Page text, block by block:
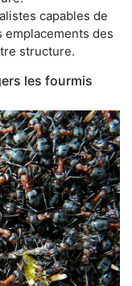
capables de
des
structure.
les fourmis